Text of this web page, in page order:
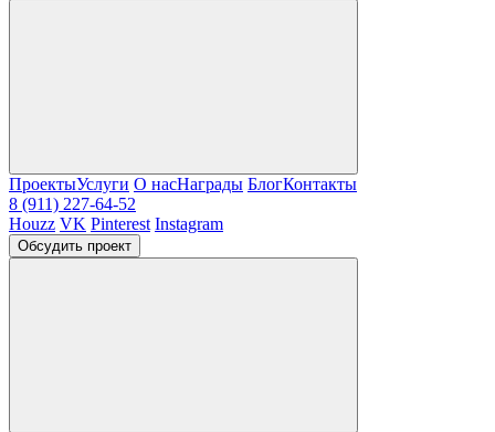
ПроектыУслуги О насНаграды БлогКонтакты
8 (911) 227-64-52
Houzz VK Pinterest Instagram
Обсудить проект